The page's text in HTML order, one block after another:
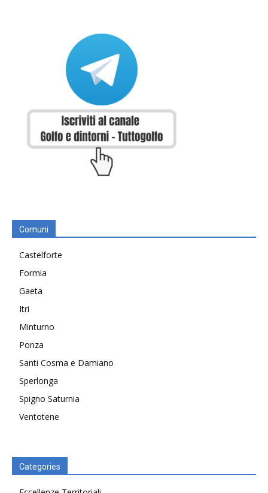
Comuni
Castelforte
Formia
Gaeta
Itri
Minturno
Ponza
Santi Cosma e Damiano
Sperlonga
Spigno Saturnia
Ventotene
Categories